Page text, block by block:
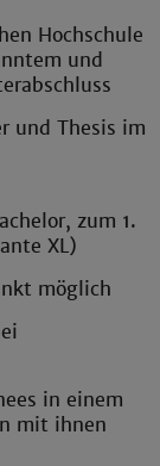
Hochschule
und
und Thesis im
zum 1.
XL)
möglich
in einem
mit ihnen